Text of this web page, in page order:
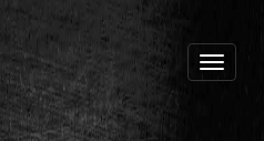
Toggle